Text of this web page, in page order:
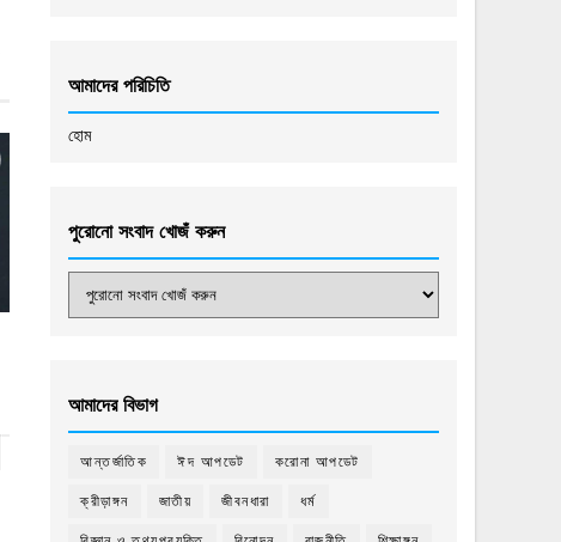
আমাদের পরিচিতি
হোম
পুরোনো সংবাদ খোজঁ করুন
আমাদের বিভাগ
আন্তর্জাতিক ঈদ আপডেট করোনা আপডেট
ক্রীড়াঙ্গন জাতীয় জীবনধারা ধর্ম